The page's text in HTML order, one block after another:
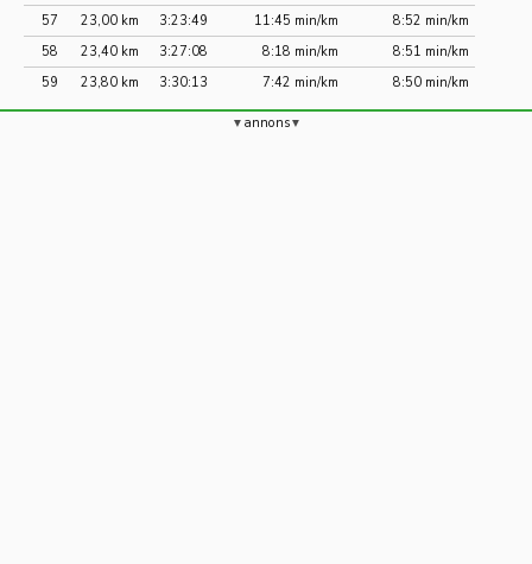
57
23,00 km 3:23:49 11:45 min/km
8:52 min/km
58
23,40 km 3:27:08 8:18 min/km
8:51 min/km
59
23,80 km 3:30:13 7:42 min/km 8:50 min/km
annons